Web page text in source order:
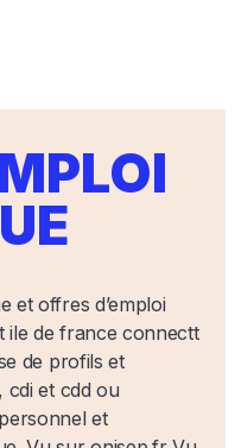
et offres d’emploi
ile de france connectt
de profils et
cdi et cdd ou
et